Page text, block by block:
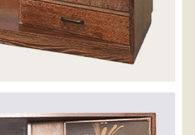
配送料金(税込)
お問い合わせ下さい。
03-3468-0853